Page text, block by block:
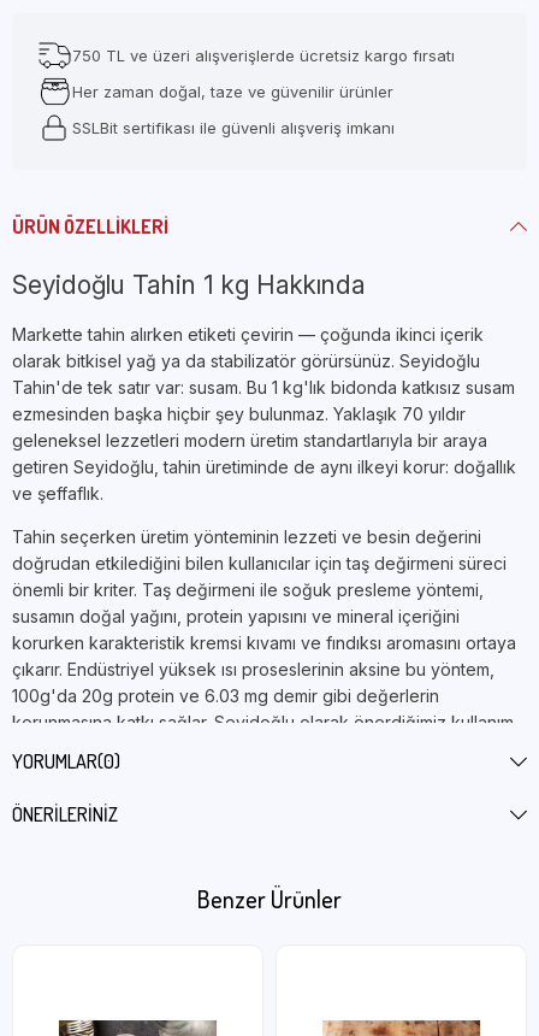
750 TL ve üzeri alışverişlerde ücretsiz kargo fırsatı
Her zaman doğal, taze ve güvenilir ürünler
SSLBit sertifikası ile güvenli alışveriş imkanı
ÜRÜN ÖZELLIKLERI
Seyidoğlu Tahin 1 kg Hakkında
Markette tahin alırken etiketi çevirin — çoğunda ikinci içerik
olarak bitkisel yağ ya da stabilizatör görürsünüz. Seyidoğlu
Tahin'de tek satır var: susam. Bu 1 kg'lık bidonda katkısız susam
ezmesinden başka hiçbir şey bulunmaz. Yaklaşık 70 yıldır
geleneksel lezzetleri modern üretim standartlarıyla bir araya
getiren Seyidoğlu, tahin üretiminde de aynı ilkeyi korur: doğallık
ve şeffaflık.
Tahin seçerken üretim yönteminin lezzeti ve besin değerini
doğrudan etkilediğini bilen kullanıcılar için taş değirmeni süreci
önemli bir kriter. Taş değirmeni ile soğuk presleme yöntemi,
susamın doğal yağını, protein yapısını ve mineral içeriğini
korurken karakteristik kremsi kıvamı ve fındıksı aromasını ortaya
çıkarır. Endüstriyel yüksek ısı proseslerinin aksine bu yöntem,
100g'da 20g protein ve 6.03 mg demir gibi değerlerin
korunmasına katkı sağlar. Seyidoğlu olarak önerdiğimiz kullanım
biçimleri de bu yoğun besin içeriği göz önünde bulundurularak
şekillenmiştir.
1 kg'lık bidon ambalaj; bireysel kullanım için aylık ihtiyacı
sporcu beslenmesine katkı sağlayabilecek bu ürünü,
YORUMLAR(0)
ÖNERILERINIZ
Benzer Ürünler